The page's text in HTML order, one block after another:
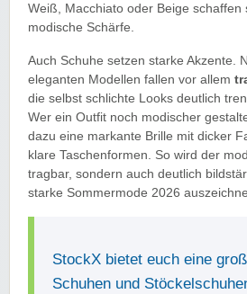
Weiß, Macchiato oder Beige schaffen
modische Schärfe.
Auch Schuhe setzen starke Akzente.
eleganten Modellen fallen vor allem
die selbst schlichte Looks deutlich
Wer ein Outfit noch modischer
dazu eine markante Brille mit dicker
klare Taschenformen. So wird der
tragbar, sondern auch deutlich
starke Sommermode 2026
StockX bietet euch eine
Schuhen und